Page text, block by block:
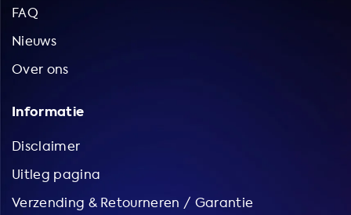
FAQ
Nieuws
Over ons
Informatie
Disclaimer
Uitleg pagina
Verzending & Retourneren / Garantie